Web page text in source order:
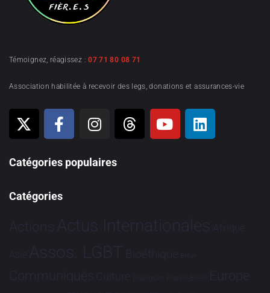
Témoignez, réagissez :07 71 80 08 71
Association habilitée à recevoir des legs, donations et assurances-vie
Catégories populaires
Catégories
Actions Actus Internationales Afrique
Asie Assos. LGBT Bioéthique Brève
Communiqués Culture Dialogues France-Brésil Europe